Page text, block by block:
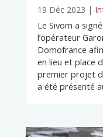
19 Déc 2023 |
Le Sivom a
l’opérateur
Domofrance
en lieu et place
premier projet
a été présenté